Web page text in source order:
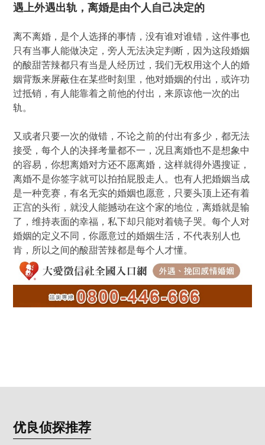
遇上外遇出轨，离婚是由个人自己决定的
离不离婚，是个人选择的事情，没有谁对谁错，这件事也
只有当事人能做决定，旁人无法决定判断，因为这段婚姻
的酸甜苦辣都只有当是人经历过，我们无权用这个人的婚
姻背叛来屏蔽住在某些时刻里，他对婚姻的付出，或许功
过抵销，有人能靠着之前他的付出，来原谅他一次的出
轨。
又或者只要一次的做错，不论之前的付出有多少，都无法
接受，每个人的决择考量都不一，况且离婚也不是想象中
的容易，你想离婚对方还不愿离婚，这样就得外遇搜证，
离婚不是你签字就可以拍拍屁股走人。也有人把婚姻当成
是一种竞赛，有名无实的婚姻也愿意，只要头顶上还有着
正宫的头衔，就没人能撼动在这个家的地位，离婚就是输
了，维持表面的幸福，私下却只能对着镜子哭。每个人对
婚姻的定义不同，你愿意过的婚姻生活，不代表别人也
肯，所以之间的酸甜苦辣都是每个人才懂。
优良侦探推荐